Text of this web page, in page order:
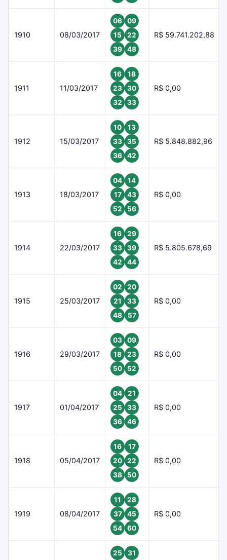
1910 08/03/2017
06
09
15
22
39
48
R$ 59.741.202,88
1911 11/03/2017
16
18
23
30
32
33
R$ 0,00
1912 15/03/2017
10
13
33
35
36
42
R$ 5.848.882,96
1913 18/03/2017
04
14
17
43
52
56
R$ 0,00
1914 22/03/2017
16
29
33
39
42
44
R$ 5.805.678,69
1915 25/03/2017
02
20
21
33
48
57
R$ 0,00
1916 29/03/2017
03
09
18
23
50
52
R$ 0,00
1917 01/04/2017
04
21
25
33
36
46
R$ 0,00
1918 05/04/2017
16
17
20
22
38
50
R$ 0,00
1919 08/04/2017
11
28
37
45
54
60
R$ 0,00
25
31